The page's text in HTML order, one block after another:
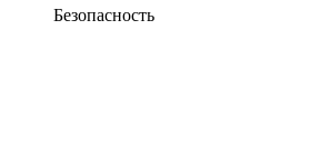
Безопасность